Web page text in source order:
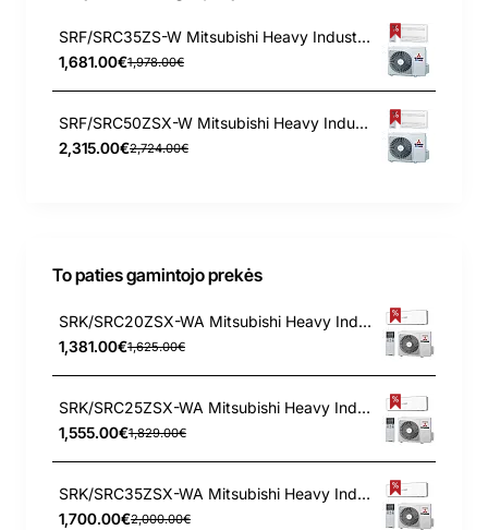
SRF/SRC35ZS-W Mitsubishi Heavy Industries 3.5/4.5 kW sieninis - grindinis kondicionierius
1,681.00€1,978.00€
SRF/SRC50ZSX-W Mitsubishi Heavy Industries 5.0/5.6 kW sieninis - grindinis kondicionierius
2,315.00€2,724.00€
To paties gamintojo prekės
SRK/SRC20ZSX-WA Mitsubishi Heavy Industries 2.0/2.7 kW šilumos siurblys
1,381.00€1,625.00€
SRK/SRC25ZSX-WA Mitsubishi Heavy Industries 2.5/3.2 kW šilumos siurblys
1,555.00€1,829.00€
SRK/SRC35ZSX-WA Mitsubishi Heavy Industries 3.5/4.3 kW šilumos siurblys
1,700.00€2,000.00€